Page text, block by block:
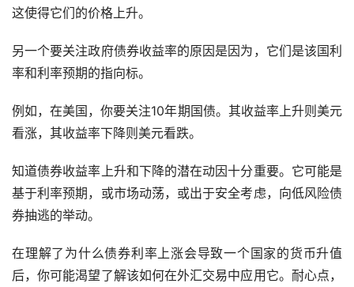
这使得它们的价格上升。
另一个要关注政府债券收益率的原因是因为，它们是该国利
率和利率预期的指向标。
例如，在美国，你要关注10年期国债。其收益率上升则美元
看涨，其收益率下降则美元看跌。
知道债券收益率上升和下降的潜在动因十分重要。它可能是
基于利率预期，或市场动荡，或出于安全考虑，向低风险债
券抽逃的举动。
在理解了为什么债券利率上涨会导致一个国家的货币升值
后，你可能渴望了解该如何在外汇交易中应用它。耐心点，